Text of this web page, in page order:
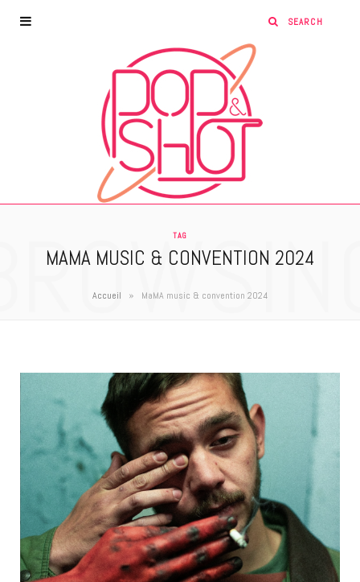
TAG
MAMA MUSIC & CONVENTION 2024
Accueil » MaMA music & convention 2024